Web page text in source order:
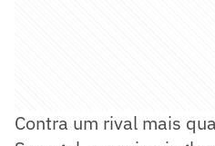
Contra um rival mais